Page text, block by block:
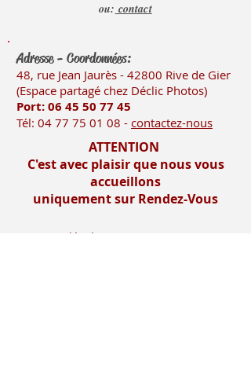
ou: contact
Adresse - Coordonnées:
48, rue Jean Jaurès - 42800 Rive de Gier
(Espace partagé chez Déclic Photos)
Port: 06 45 50 77 45
Tél: 04 77 75 01 08 - contactez-nous
ATTENTION
C'est avec plaisir que nous vous
accueillons
uniquement sur Rendez-Vous
Mentions légales